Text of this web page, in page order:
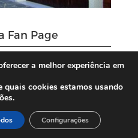
Fan Page
a melhor experiência em
quais cookies estamos usando
Configurações